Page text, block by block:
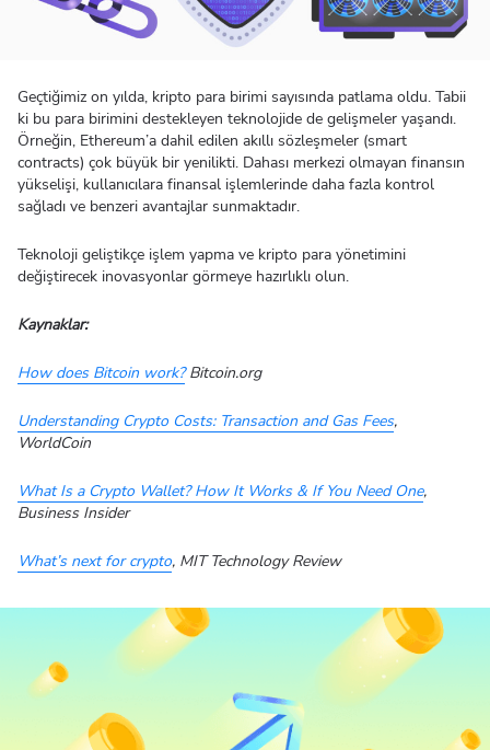
Geçtiğimiz on yılda, kripto para birimi sayısında patlama oldu. Tabii
ki bu para birimini destekleyen teknolojide de gelişmeler yaşandı.
Örneğin, Ethereum’a dahil edilen akıllı sözleşmeler (smart
contracts) çok büyük bir yenilikti. Dahası merkezi olmayan finansın
yükselişi, kullanıcılara finansal işlemlerinde daha fazla kontrol
sağladı ve benzeri avantajlar sunmaktadır.
Teknoloji geliştikçe işlem yapma ve kripto para yönetimini
değiştirecek inovasyonlar görmeye hazırlıklı olun.
Kaynaklar:
How does Bitcoin work?Bitcoin.org
Understanding Crypto Costs: Transaction and Gas Fees,
WorldCoin
What Is a Crypto Wallet? How It Works & If You Need One,
Business Insider
What’s next for crypto, MIT Technology Review